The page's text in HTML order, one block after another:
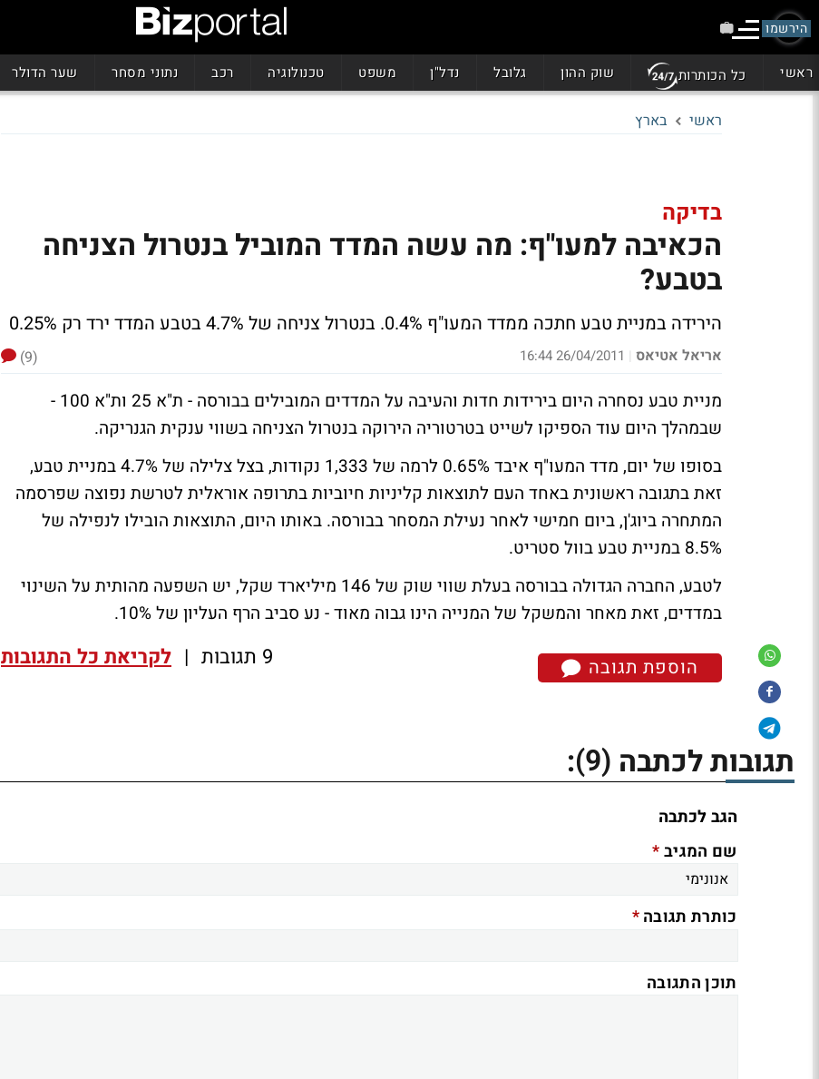
הירשמו
ראשי כל הכותרות שוק ההון גלובל נדל"ן משפט טכנולוגיה רכב נתוני מסחר שער הדולר
ראשי בארץ
בדיקה
הכאיבה למעו"ף: מה עשה המדד המוביל בנטרול הצניחה
בטבע?
הירידה במניית טבע חתכה ממדד המעו"ף 0.4%. בנטרול צניחה של 4.7% בטבע המדד ירד רק 0.25%
אריאל אטיאס |
26/04/2011 16:44
(9)
מניית טבע נסחרה היום בירידות חדות והעיבה על המדדים המובילים בבורסה - ת"א 25 ות"א 100 -
שבמהלך היום עוד הספיקו לשייט בטרטוריה הירוקה בנטרול הצניחה בשווי ענקית הגנריקה.
בסופו של יום, מדד המעו"ף איבד 0.65% לרמה של 1,333 נקודות, בצל צלילה של 4.7% במניית טבע,
זאת בתגובה ראשונית באחד העם לתוצאות קליניות חיוביות בתרופה אוראלית לטרשת נפוצה שפרסמה
המתחרה ביוג'ן, ביום חמישי לאחר נעילת המסחר בבורסה. באותו היום, התוצאות הובילו לנפילה של
8.5% במניית טבע בוול סטריט.
לטבע, החברה הגדולה בבורסה בעלת שווי שוק של 146 מיליארד שקל, יש השפעה מהותית על השינוי
במדדים, זאת מאחר והמשקל של המנייה הינו גבוה מאוד - נע סביב הרף העליון של 10%.
הוספת תגובה 9 תגובות | לקריאת כל התגובות
תגובות לכתבה (9)
:
הגב לכתבה
שם המגיב*
כותרת תגובה*
תוכן התגובה